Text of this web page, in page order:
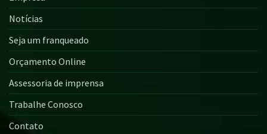
Notícias
Seja um franqueado
Orçamento Online
Assessoria de imprensa
Trabalhe Conosco
Contato